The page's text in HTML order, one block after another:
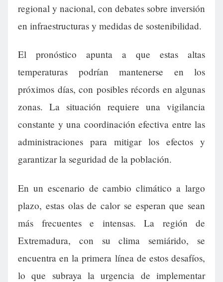
regional y nacional, con debates sobre inversión
en infraestructuras y medidas de sostenibilidad.
El pronóstico apunta a que estas altas
temperaturas podrían mantenerse en los
próximos días, con posibles récords en algunas
zonas. La situación requiere una vigilancia
constante y una coordinación efectiva entre las
administraciones para mitigar los efectos y
garantizar la seguridad de la población.
En un escenario de cambio climático a largo
plazo, estas olas de calor se esperan que sean
más frecuentes e intensas. La región de
Extremadura, con su clima semiárido, se
encuentra en la primera línea de estos desafíos,
lo que subraya la urgencia de implementar